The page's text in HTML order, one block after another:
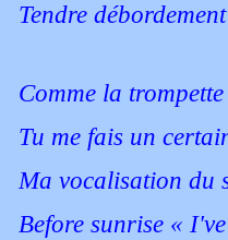
Tendre
Comme la
Tu me fais un
Ma vocalisation du
Before sunrise «